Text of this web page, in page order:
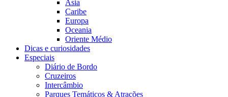
Ásia
Caribe
Europa
Oceania
Oriente Médio
Dicas e curiosidades
Especiais
Diário de Bordo
Cruzeiros
Intercâmbio
Parques Temáticos & Atrações